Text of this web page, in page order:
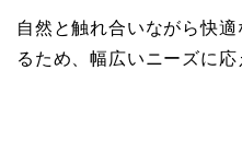
自然と触れ合いながら快
るため、幅広いニーズに応